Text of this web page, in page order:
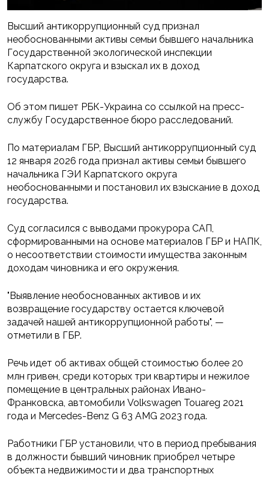
Высший антикоррупционный суд признал
необоснованными активы семьи бывшего начальника
Государственной экологической инспекции
Карпатского округа и взыскал их в доход
государства.
Об этом пишет РБК-Украина со ссылкой на пресс-
службу Государственное бюро расследований.
По материалам ГБР, Высший антикоррупционный суд
12 января 2026 года признал активы семьи бывшего
начальника ГЭИ Карпатского округа
необоснованными и постановил их взыскание в доход
государства.
Суд согласился с выводами прокурора САП,
сформированными на основе материалов ГБР и НАПК,
о несоответствии стоимости имущества законным
доходам чиновника и его окружения.
"Выявление необоснованных активов и их
возвращение государству остается ключевой
задачей нашей антикоррупционной работы", —
отметили в ГБР.
Речь идет об активах общей стоимостью более 20
млн гривен, среди которых три квартиры и нежилое
помещение в центральных районах Ивано-
Франковска, автомобили Volkswagen Touareg 2021
года и Mercedes-Benz G 63 AMG 2023 года.
Работники ГБР установили, что в период пребывания
в должности бывший чиновник приобрел четыре
объекта недвижимости и два транспортных